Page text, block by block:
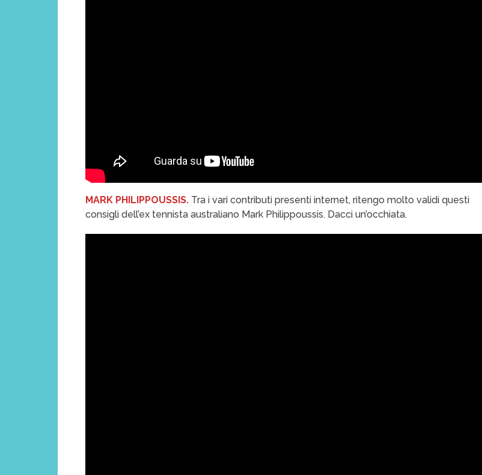
MARK PHILIPPOUSSIS. Tra i vari contributi presenti internet, ritengo molto validi questi
consigli dell’ex tennista australiano Mark Philippoussis. Dacci un’occhiata.